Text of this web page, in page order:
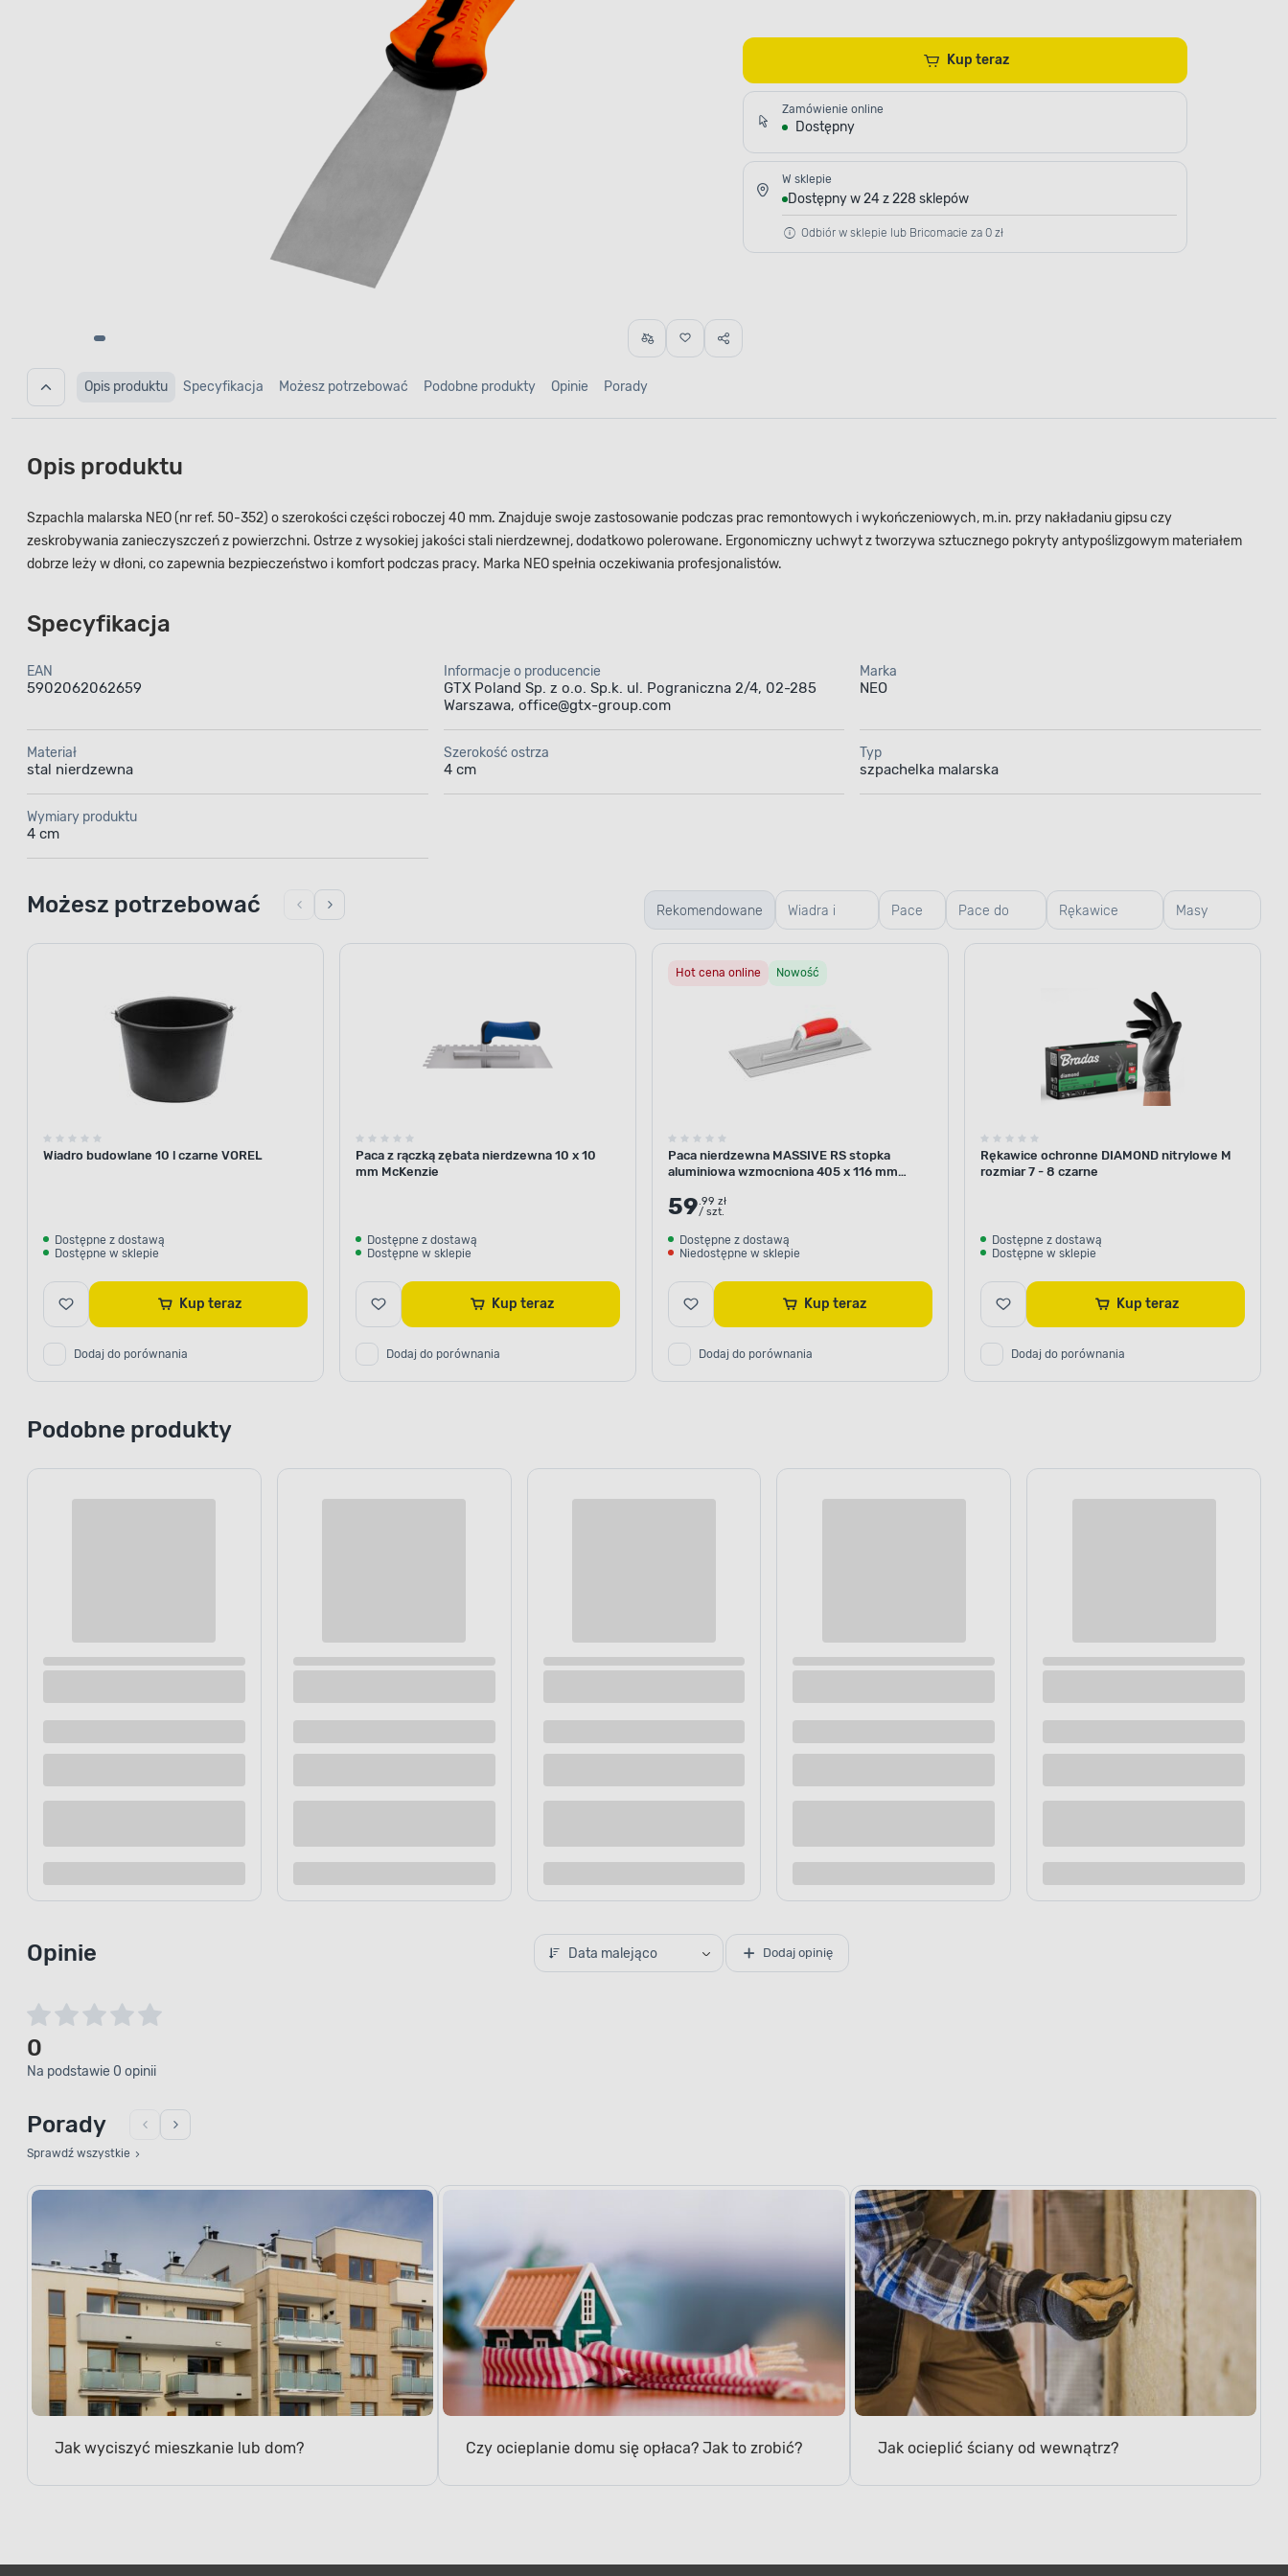
Kup teraz
Zamówienie online
Dostępny
W sklepie
Dostępny w 24 z 228 sklepów
Odbiór w sklepie lub Bricomacie za 0 zł
Opis produktu Specyfikacja Możesz potrzebować Podobne produkty Opinie Porady
Opis produktu
Szpachla malarska NEO (nr ref. 50-352) o szerokości części roboczej 40 mm. Znajduje swoje zastosowanie podczas prac remontowych i wykończeniowych, m.in. przy nakładaniu gipsu czy
zeskrobywania zanieczyszczeń z powierzchni. Ostrze z wysokiej jakości stali nierdzewnej, dodatkowo polerowane. Ergonomiczny uchwyt z tworzywa sztucznego pokryty antypoślizgowym materiałem
dobrze leży w dłoni, co zapewnia bezpieczeństwo i komfort podczas pracy. Marka NEO spełnia oczekiwania profesjonalistów.
Specyfikacja
EAN
5902062062659
Informacje o producencie
GTX Poland Sp. z o.o. Sp.k. ul. Pograniczna 2/4, 02-285
Warszawa, office@gtx-group.com
Marka
NEO
Materiał
stal nierdzewna
Szerokość ostrza
4 cm
Typ
szpachelka malarska
Wymiary produktu
4 cm
Rekomendowane Wiadra i Pace Pace do
gładzi,
Rękawice Masy
Możesz potrzebować
Wiadro budowlane 10 l czarne VOREL
Dostępne z dostawą
Dostępne w sklepie
Kup teraz
Dodaj do porównania
Paca z rączką zębata nierdzewna 10 x 10
mm McKenzie
Dostępne z dostawą
Dostępne w sklepie
Kup teraz
Dodaj do porównania
Hot cena online Nowość
Paca nierdzewna MASSIVE RS stopka
aluminiowa wzmocniona 405 x 116 mm
59.99 zł
/ szt.
Dostępne z dostawą
Niedostępne w sklepie
Kup teraz
Dodaj do porównania
Rękawice ochronne DIAMOND nitrylowe M
rozmiar 7 - 8 czarne
Dostępne z dostawą
Dostępne w sklepie
Kup teraz
Dodaj do porównania
Podobne produkty
Opinie Data malejąco Dodaj opinię
0
Na podstawie 0 opinii
Porady
Sprawdź wszystkie
Jak wyciszyć mieszkanie lub dom? Czy ocieplanie domu się opłaca? Jak to zrobić? Jak ocieplić ściany od wewnątrz?